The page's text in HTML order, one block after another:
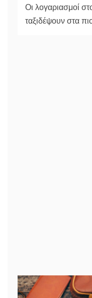
Οι λογαριασμοί
ταξιδέψουν στα